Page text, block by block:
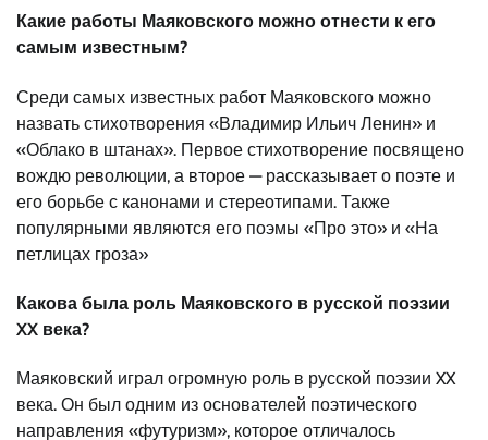
Какие работы Маяковского можно отнести к его
самым известным?
Среди самых известных работ Маяковского можно
назвать стихотворения «Владимир Ильич Ленин» и
«Облако в штанах». Первое стихотворение посвящено
вождю революции, а второе — рассказывает о поэте и
его борьбе с канонами и стереотипами. Также
популярными являются его поэмы «Про это» и «На
петлицах гроза»
Какова была роль Маяковского в русской поэзии
XX века?
Маяковский играл огромную роль в русской поэзии XX
века. Он был одним из основателей поэтического
направления «футуризм», которое отличалось